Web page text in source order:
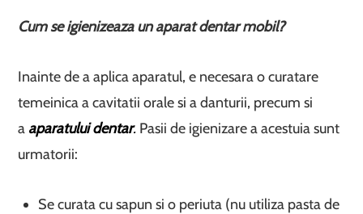
Cum se igienizeaza un aparat dentar mobil?
Inainte de a aplica aparatul, e necesara o curatare
temeinica a cavitatii orale si a danturii, precum si
a aparatului dentar. Pasii de igienizare a acestuia sunt
urmatorii:
Se curata cu sapun si o periuta (nu utiliza pasta de